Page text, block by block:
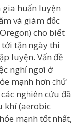
gia huấn luyện
và giám đốc
cho biết
tận ngày thi
luyện. Vấn đề
nghỉ ngơi ở
mạnh hơn chứ
nghiên cứu đã
khí (aerobic
mạnh tốt nhất,